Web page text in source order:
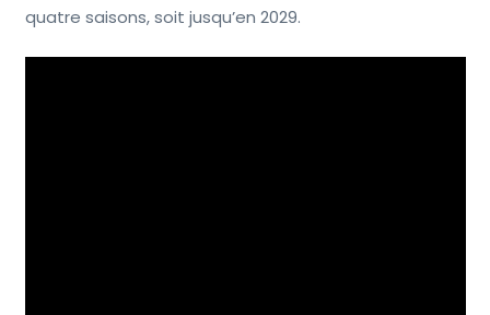
quatre saisons, soit jusqu’en 2029.